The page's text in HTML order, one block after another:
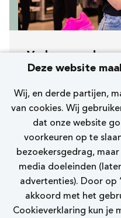
Deze website
Wij, en derde partijen,
van cookies. Wij
dat onze website
voorkeuren op te
bezoekersgedrag,
media doeleinden
advertenties). Door op
akkoord met het
Cookieverklaring kun je
Skechers
15 - 24 uur
Bekijk vacature